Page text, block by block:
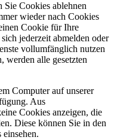
Sie Cookies ablehnen
wieder nach Cookies
Cookie für Ihre
jederzeit abmelden oder
vollumfänglich nutzen
werden alle gesetzten
Computer auf unserer
Aus
Cookies anzeigen, die
Diese können Sie in den